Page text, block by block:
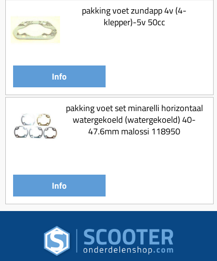
pakking voet zundapp 4v (4-
klepper)-5v 50cc
Info
pakking voet set minarelli horizontaal
watergekoeld (watergekoeld) 40-
47.6mm malossi 118950
Info